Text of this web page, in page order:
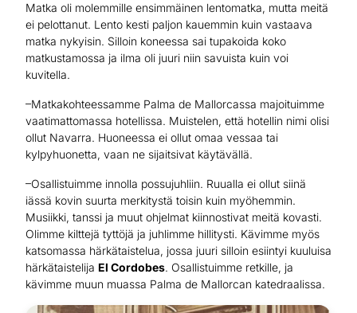
Matka oli molemmille ensimmäinen lentomatka, mutta meitä
ei pelottanut. Lento kesti paljon kauemmin kuin vastaava
matka nykyisin. Silloin koneessa sai tupakoida koko
matkustamossa ja ilma oli juuri niin savuista kuin voi
kuvitella.
–Matkakohteessamme Palma de Mallorcassa majoituimme
vaatimattomassa hotellissa. Muistelen, että hotellin nimi olisi
ollut Navarra. Huoneessa ei ollut omaa vessaa tai
kylpyhuonetta, vaan ne sijaitsivat käytävällä.
–Osallistuimme innolla possujuhliin. Ruualla ei ollut siinä
iässä kovin suurta merkitystä toisin kuin myöhemmin.
Musiikki, tanssi ja muut ohjelmat kiinnostivat meitä kovasti.
Olimme kilttejä tyttöjä ja juhlimme hillitysti. Kävimme myös
katsomassa härkätaistelua, jossa juuri silloin esiintyi kuuluisa
härkätaistelija El Cordobes. Osallistuimme retkille, ja
kävimme muun muassa Palma de Mallorcan katedraalissa.